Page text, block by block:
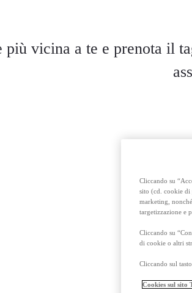
più vicina a te e prenota il
Cliccando su
sito (cd. cookie di
marketing,
targetizzazione e
Cliccando su
di cookie o altri
Cliccando sul
Cookies sul sito